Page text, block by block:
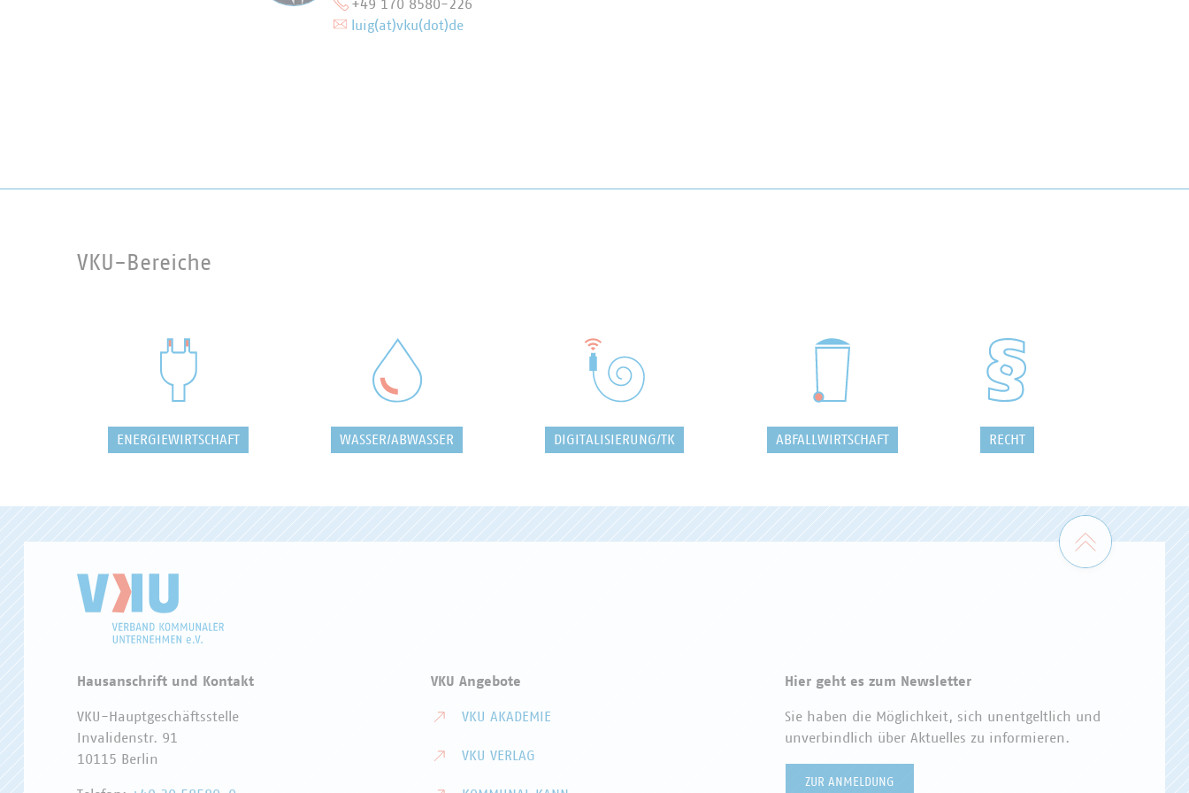
+49 170 8580-226
luig(at)vku(dot)de
VKU-Bereiche
ENERGIEWIRTSCHAFT WASSER/ABWASSER DIGITALISIERUNG/TK ABFALLWIRTSCHAFT RECHT
Zum
Hausanschrift und Kontakt
VKU-Hauptgeschäftsstelle
Invalidenstr. 91
10115 Berlin
VKU Angebote
VKU AKADEMIE
VKU VERLAG
Hier geht es zum Newsletter
Sie haben die Möglichkeit, sich unentgeltlich und
unverbindlich über Aktuelles zu informieren.
ZUR ANMELDUNG